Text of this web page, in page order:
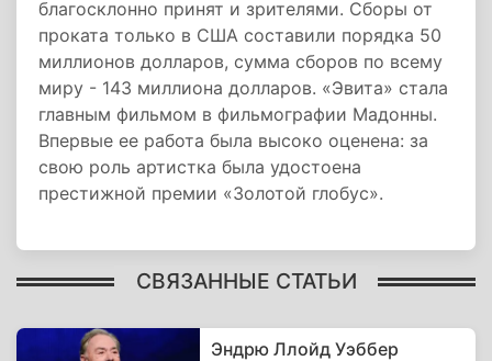
благосклонно принят и зрителями. Сборы от
проката только в США составили порядка 50
миллионов долларов, сумма сборов по всему
миру - 143 миллиона долларов. «Эвита» стала
главным фильмом в фильмографии Мадонны.
Впервые ее работа была высоко оценена: за
свою роль артистка была удостоена
престижной премии «Золотой глобус».
СВЯЗАННЫЕ СТАТЬИ
Эндрю Ллойд Уэббер